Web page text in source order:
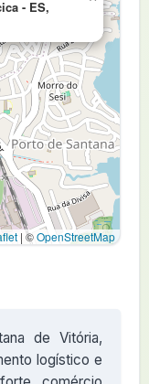
- ES,
| ©OpenStreetMap
de Vitória,
logístico e